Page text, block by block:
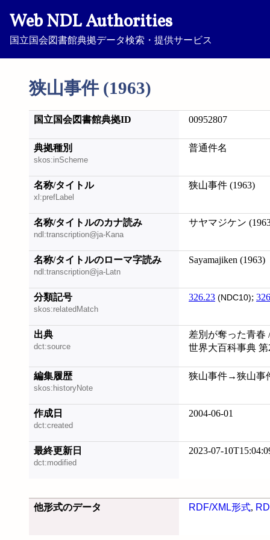
Web NDL Authorities
国立国会図書館典拠データ検索・提供サービス
狭山事件 (1963)
国立国会図書館典拠ID 00952807
典拠種別
skos:inScheme
普通件名
名称/タイトル
xl:prefLabel
狭山事件 (1963)
名称/タイトルのカナ読み
ndl:transcription@ja-Kana
サヤマジケン
名称/タイトルのローマ字読み
ndl:transcription@ja-Latn
Sayamajiken (1963)
分類記号
skos:relatedMatch
326.23 (NDC10);
出典
dct:source
差別が奪った青春
世界大百科事典 第
編集履歴
skos:historyNote
狭山事件→狭山事
作成日
dct:created
2004-06-01
最終更新日
dct:modified
2023-07-
他形式のデータ RDF/XML形式,